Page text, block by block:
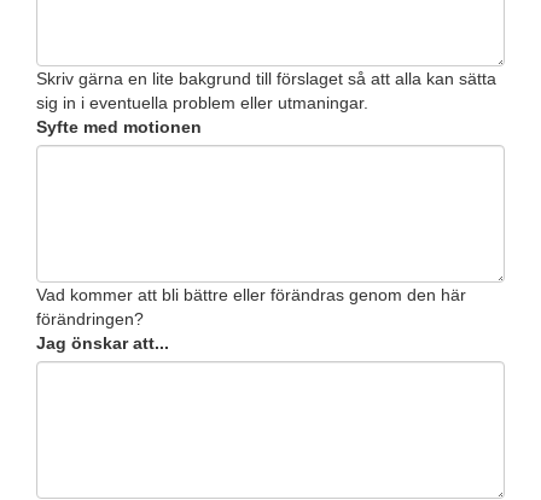
Skriv gärna en lite bakgrund till förslaget så att alla kan sätta
sig in i eventuella problem eller utmaningar.
Syfte med motionen
Vad kommer att bli bättre eller förändras genom den här
förändringen?
Jag önskar att...